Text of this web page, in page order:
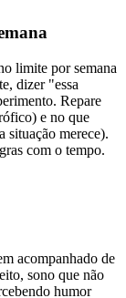
limite por semana
dizer "essa
Repare
e no que
situação merece).
com o tempo.
acompanhado de
sono que não
humor